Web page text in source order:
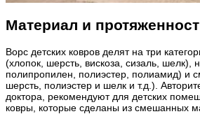
Материал и
Ворс детских ковров делят на три
(хлопок, шерсть, вискоза, сизаль, шелк),
полипропилен, полиэстер, полиамид) и
шерсть, полиэстер и шелк и т.д.).
доктора, рекомендуют для детских
ковры, которые сделаны из смешанных